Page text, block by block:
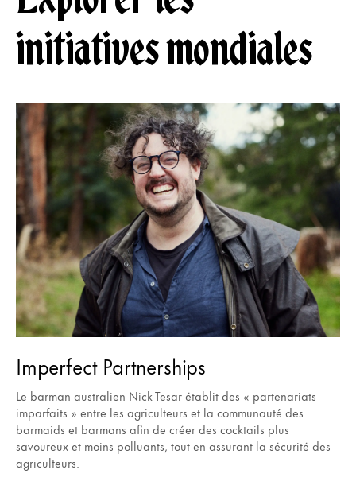
initiatives mondiales
Imperfect Partnerships
Le barman australien Nick Tesar établit des « partenariats
imparfaits » entre les agriculteurs et la communauté des
barmaids et barmans afin de créer des cocktails plus
savoureux et moins polluants, tout en assurant la sécurité des
agriculteurs.